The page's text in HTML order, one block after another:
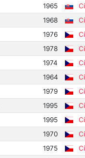
1965
1968
1976
1978
1974
1964
1979
1995
1995
1970
1975